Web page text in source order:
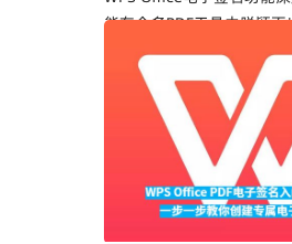
能在众多PDF工具中脱颖而